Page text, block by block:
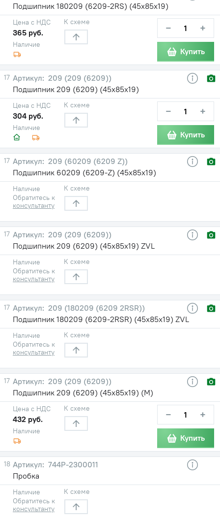
Подшипник 180209 (6209-2RS) (45х85х19)
Наличие
Цена с НДС
365 руб.
К схеме − +
Купить
17
209 (209 (6209))
Подшипник 209 (6209) (45х85х19)
Наличие
Цена с НДС
304 руб.
К схеме − +
Купить
17
209 (60209 (6209 Z))
Подшипник 60209 (6209-Z) (45х85х19)
Наличие
Обратитесь к
консультанту
К схеме
17
209 (209 (6209))
Подшипник 209 (6209) (45х85х19) ZVL
Наличие
Обратитесь к
консультанту
К схеме
17
209 (180209 (6209 2RSR))
Подшипник 180209 (6209-2RSR) (45х85х19) ZVL
Наличие
Обратитесь к
консультанту
К схеме
17
209 (209 (6209))
Подшипник 209 (6209) (45х85х19) (М)
Наличие
Цена с НДС
432 руб.
К схеме − +
Купить
18
744Р-2300011
Пробка
Наличие
Обратитесь к
консультанту
К схеме